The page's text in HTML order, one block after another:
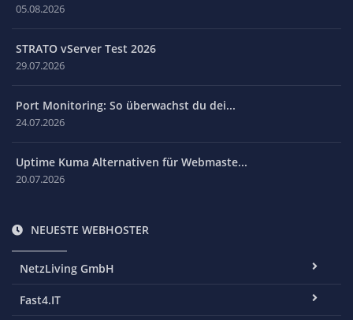
05.08.2026
STRATO vServer Test 2026
29.07.2026
Port Monitoring: So überwachst du dei...
24.07.2026
Uptime Kuma Alternativen für Webmaste...
20.07.2026
NEUESTE WEBHOSTER
NetzLiving GmbH
Fast4.IT